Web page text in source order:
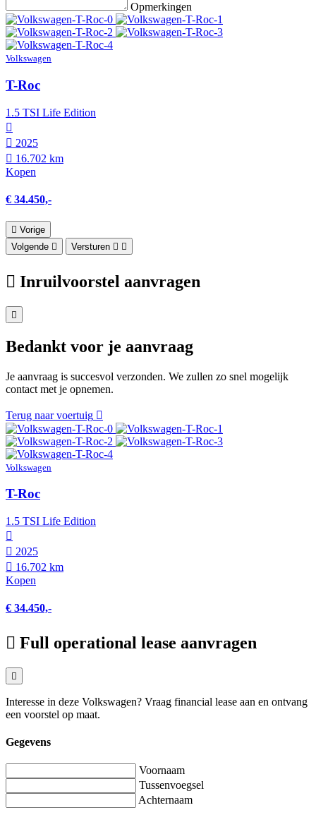
Opmerkingen
Volkswagen
T-Roc
1.5 TSI Life Edition
2025
16.702 km
Kopen
€ 34.450,-
Vorige
Volgende
Versturen
Inruilvoorstel aanvragen
Bedankt voor je aanvraag
Je aanvraag is succesvol verzonden. We zullen zo snel mogelijk
contact met je opnemen.
Terug naar voertuig
Volkswagen
T-Roc
1.5 TSI Life Edition
2025
16.702 km
Kopen
€ 34.450,-
Full operational lease aanvragen
Interesse in deze Volkswagen? Vraag financial lease aan en ontvang
een voorstel op maat.
Gegevens
Voornaam
Tussenvoegsel
Achternaam